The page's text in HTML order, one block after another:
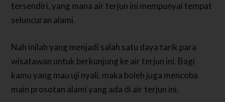
tersendiri, yang mana air terjun ini mempunyai tempat
seluncuran alami.
Nah inilah yang menjadi salah satu daya tarik para
wisatawan untuk berkunjung ke air terjun ini. Bagi
kamu yang mau uji nyali, maka boleh juga mencoba
main prosotan alami yang ada di air terjun ini.